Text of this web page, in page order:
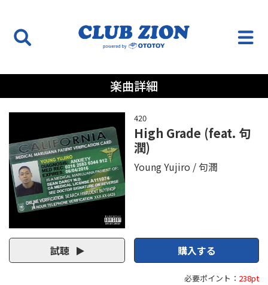
楽曲詳細
420
High Grade (feat. 句
潤)
Young Yujiro 句潤
試聴 購入する
必要ポイント： 238pt